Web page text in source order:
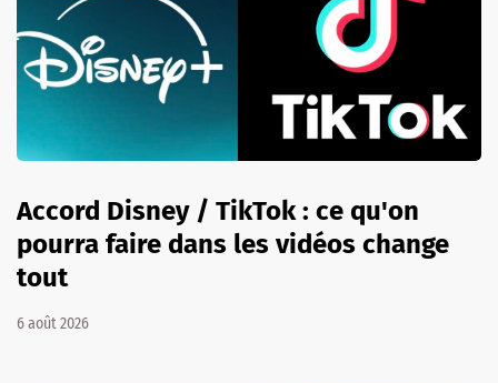
Accord Disney / TikTok : ce qu'on
pourra faire dans les vidéos change
tout
6 août 2026